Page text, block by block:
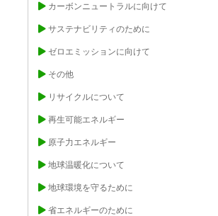
カーボンニュートラルに向けて
サステナビリティのために
ゼロエミッションに向けて
その他
リサイクルについて
再生可能エネルギー
原子力エネルギー
地球温暖化について
地球環境を守るために
省エネルギーのために